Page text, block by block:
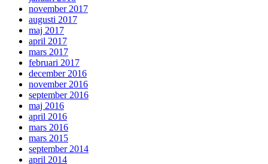
november 2017
augusti 2017
maj 2017
april 2017
mars 2017
februari 2017
december 2016
november 2016
september 2016
maj 2016
april 2016
mars 2016
mars 2015
september 2014
april 2014